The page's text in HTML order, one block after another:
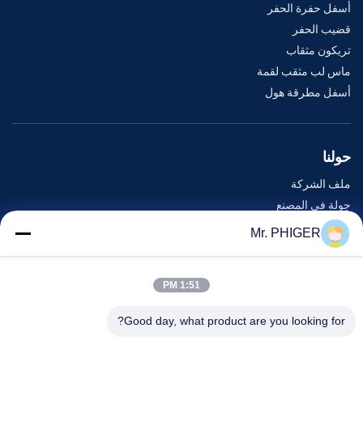
أسفل حفرة الحفر
قضيب الحفر
تريكون مثقاب
ماس لب مثقب لقمة
أسفل مطرقة هول
حولنا
ملف الشركة
جولة في المصنع
مراقبة الجودة
خريطة الموقع
الأحداث
Mr. PHIGER
1:51 PM
Good day, what product are you looking for?